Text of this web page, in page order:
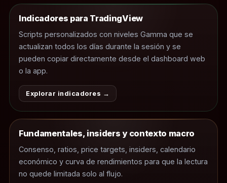
Indicadores para TradingView
Scripts personalizados con niveles Gamma que se
actualizan todos los días durante la sesión y se
pueden copiar directamente desde el dashboard web
o la app.
Explorar indicadores →
Fundamentales, insiders y contexto macro
Consenso, ratios, price targets, insiders, calendario
económico y curva de rendimientos para que la lectura
no quede limitada solo al flujo.